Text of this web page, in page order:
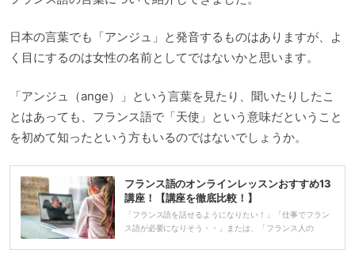
日本の言葉でも「アンジュ」と発音するものはありますが、よ
く目にするのは女性の名前としてではないかと思います。
「アンジュ（ange）」という言葉を見たり、聞いたりしたこ
とはあっても、フランス語で「天使」という意味だということ
を初めて知ったという方もいるのではないでしょうか。
フランス語のオンラインレッスンおすすめ13
講座！【講座を徹底比較！】
「フランス語を話せるようになりたい！」「仕事でフラン
ス語が必要になりそう・・」または、「フランス人の